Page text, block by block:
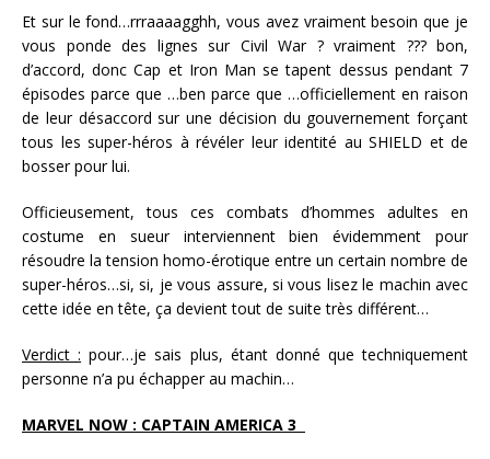
Et sur le fond…rrraaaagghh, vous avez vraiment besoin que je
vous ponde des lignes sur Civil War ? vraiment ??? bon,
d’accord, donc Cap et Iron Man se tapent dessus pendant 7
épisodes parce que …ben parce que …officiellement en raison
de leur désaccord sur une décision du gouvernement forçant
tous les super-héros à révéler leur identité au SHIELD et de
bosser pour lui.
Officieusement, tous ces combats d’hommes adultes en
costume en sueur interviennent bien évidemment pour
résoudre la tension homo-érotique entre un certain nombre de
super-héros…si, si, je vous assure, si vous lisez le machin avec
cette idée en tête, ça devient tout de suite très différent…
Verdict : pour…je sais plus, étant donné que techniquement
personne n’a pu échapper au machin…
MARVEL NOW : CAPTAIN AMERICA 3